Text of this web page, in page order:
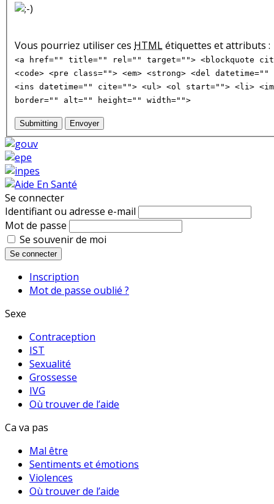
Vous pourriez utiliser ces HTMLétiquettes et attributs :
<a href="" title="" rel="" target=""> <blockquote
<code> <pre class=""> <em> <strong> <del
<ins datetime="" cite=""> <ul> <ol start=""> <li>
border="" alt="" height="" width="">
Submitting Envoyer
Se connecter
Identifiant ou adresse e-mail
Mot de passe
Se souvenir de moi
Se connecter
Inscription
Mot de passe oublié ?
Sexe
Contraception
IST
Sexualité
Grossesse
IVG
Où trouver de l’aide
Ca va pas
Mal être
Sentiments et émotions
Violences
Où trouver de l’aide